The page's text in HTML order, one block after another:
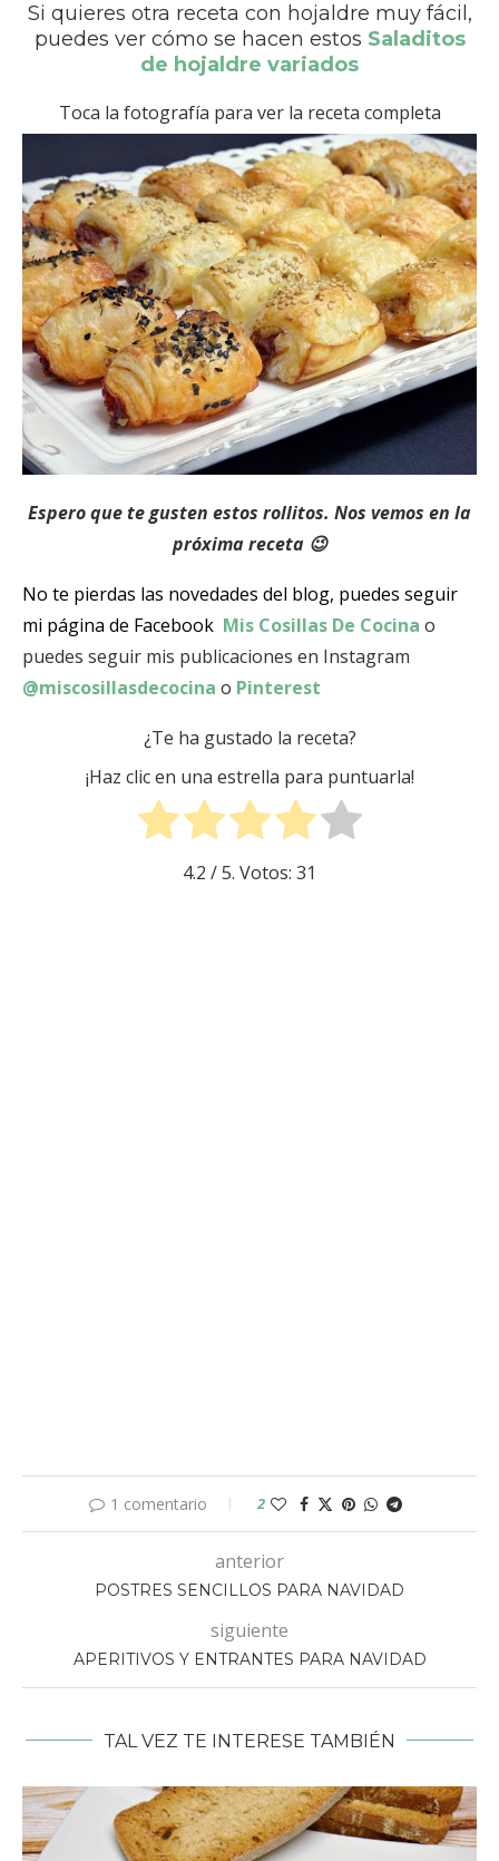
Si quieres otra receta con hojaldre muy fácil,
puedes ver cómo se hacen estos Saladitos
de hojaldre variados
Toca la fotografía para ver la receta completa
Espero que te gusten estos rollitos. Nos vemos en la
próxima receta 😉
No te pierdas las novedades del blog, puedes seguir
mi página de Facebook Mis Cosillas De Cocina o
puedes seguir mis publicaciones en Instagram
@miscosillasdecocina o Pinterest
¿Te ha gustado la receta?
¡Haz clic en una estrella para puntuarla!
4.2 / 5. Votos: 31
1 comentario 2
anterior
POSTRES SENCILLOS PARA NAVIDAD
siguiente
APERITIVOS Y ENTRANTES PARA NAVIDAD
TAL VEZ TE INTERESE TAMBIÉN